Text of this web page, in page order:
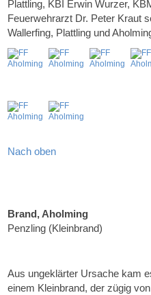
Plattling, KBI Erwin Wurzer,
Feuerwehrarzt Dr. Peter Kraut
Wallerfing, Plattling und
Nach oben
Brand, Aholming
Penzling (Kleinbrand)
Aus ungeklärter Ursache kam
einem Kleinbrand, der zügig